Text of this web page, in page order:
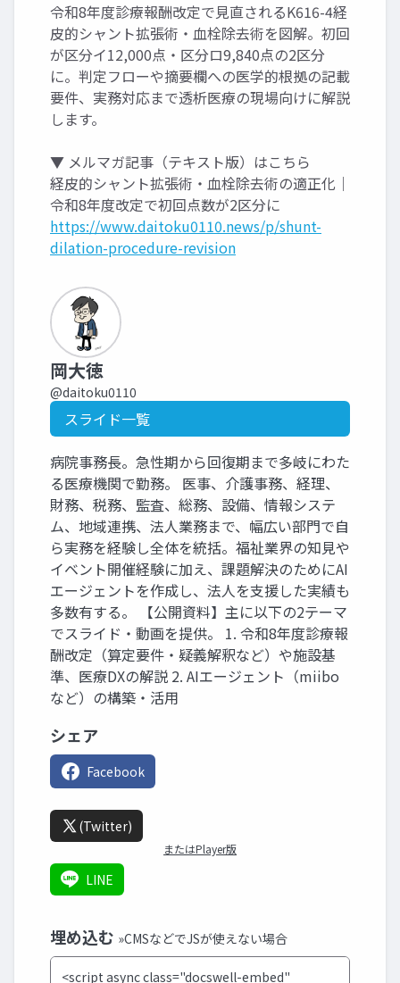
令和8年度診療報酬改定で見直されるK616-4経
皮的シャント拡張術・血栓除去術を図解。初回
が区分イ12,000点・区分ロ9,840点の2区分
に。判定フローや摘要欄への医学的根拠の記載
要件、実務対応まで透析医療の現場向けに解説
します。
▼ メルマガ記事（テキスト版）はこちら
経皮的シャント拡張術・血栓除去術の適正化｜
令和8年度改定で初回点数が2区分に
https://www.daitoku0110.news/p/shunt-
dilation-procedure-revision
岡大徳
@daitoku0110
スライド一覧
病院事務長。急性期から回復期まで多岐にわた
る医療機関で勤務。 医事、介護事務、経理、
財務、税務、監査、総務、設備、情報システ
ム、地域連携、法人業務まで、幅広い部門で自
ら実務を経験し全体を統括。福祉業界の知見や
イベント開催経験に加え、課題解決のためにAI
エージェントを作成し、法人を支援した実績も
多数有する。 【公開資料】主に以下の2テーマ
でスライド・動画を提供。 1. 令和8年度診療報
酬改定（算定要件・疑義解釈など）や施設基
準、医療DXの解説 2. AIエージェント（miibo
など）の構築・活用
シェア
Facebook
(Twitter)
またはPlayer版
LINE
埋め込む »CMSなどでJSが使えない場合